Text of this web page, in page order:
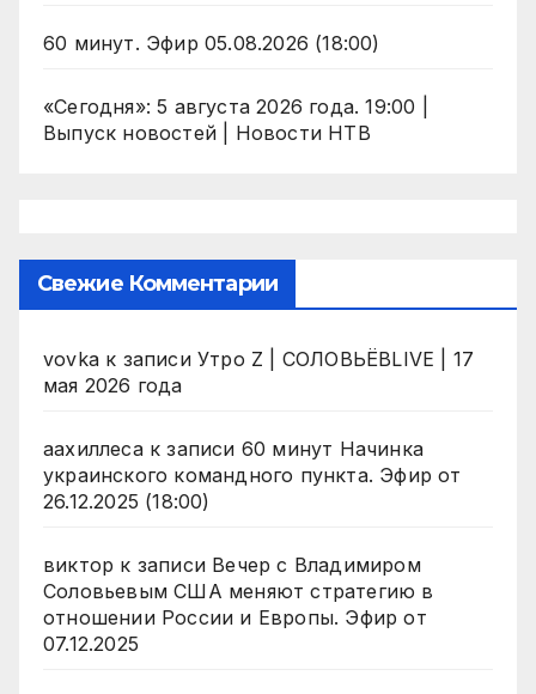
60 минут. Эфир 05.08.2026 (18:00)
«Сегодня»: 5 августа 2026 года. 19:00 |
Выпуск новостей | Новости НТВ
Свежие Комментарии
vovka к записи Утро Z | СОЛОВЬЁВLIVE | 17
мая 2026 года
аахиллесак записи 60 минут Начинка
украинского командного пункта. Эфир от
26.12.2025 (18:00)
виктор к записи Вечер с Владимиром
Соловьевым США меняют стратегию в
отношении России и Европы. Эфир от
07.12.2025